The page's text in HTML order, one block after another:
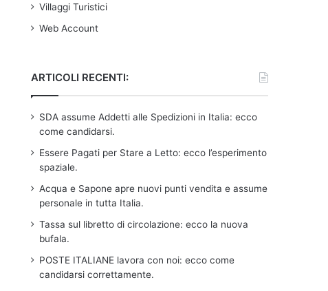
Villaggi Turistici
Web Account
ARTICOLI RECENTI:
SDA assume Addetti alle Spedizioni in Italia: ecco
come candidarsi.
Essere Pagati per Stare a Letto: ecco l’esperimento
spaziale.
Acqua e Sapone apre nuovi punti vendita e assume
personale in tutta Italia.
Tassa sul libretto di circolazione: ecco la nuova
bufala.
POSTE ITALIANE lavora con noi: ecco come
candidarsi correttamente.